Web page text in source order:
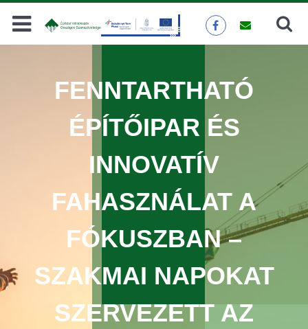
Keresés
FENNTARTHATÓ
ÉPÍTŐIPAR ÉS
INNOVATÍV
FAHASZNÁLAT A
FÓKUSZBAN –
SZAKMAI NAPOKAT
SZERVEZETT AZ